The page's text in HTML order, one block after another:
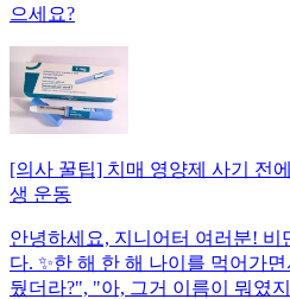
으세요?
[의사 꿀팁] 치매 영양제 사기 전
생 운동
안녕하세요, 지니어터 여러분! 비
다. ✨한 해 한 해 나이를 먹어가
뒀더라?", "아, 그거 이름이 뭐였